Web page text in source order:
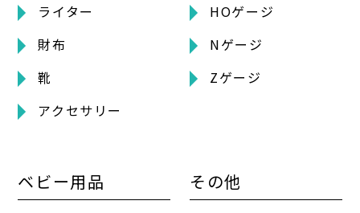
ライター
財布
靴
アクセサリー
HOゲージ
Nゲージ
Zゲージ
ベビー用品 その他